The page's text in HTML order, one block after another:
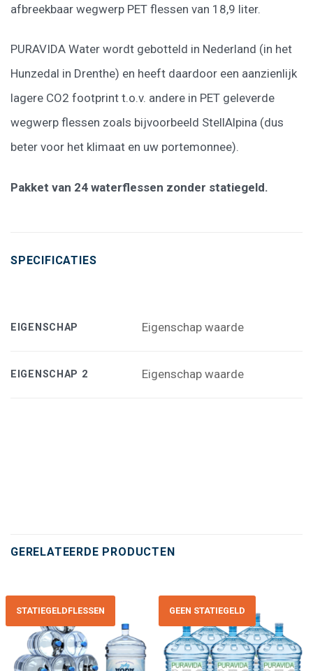
afbreekbaar wegwerp PET flessen van 18,9 liter.
PURAVIDA Water wordt gebotteld in Nederland (in het
Hunzedal in Drenthe) en heeft daardoor een aanzienlijk
lagere CO2 footprint t.o.v. andere in PET geleverde
wegwerp flessen zoals bijvoorbeeld StellAlpina (dus
beter voor het klimaat en uw portemonnee).
Pakket van 24 waterflessen zonder statiegeld.
SPECIFICATIES
EIGENSCHAP Eigenschap waarde
EIGENSCHAP 2 Eigenschap waarde
GERELATEERDE PRODUCTEN
STATIEGELDFLESSEN
Toevoegen
aan
wenslijst
GEEN STATIEGELD
Toevoegen
aan
wenslijst